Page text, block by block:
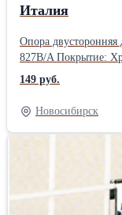
Италия
Опора двусторонняя
149 руб.
Новосибирск